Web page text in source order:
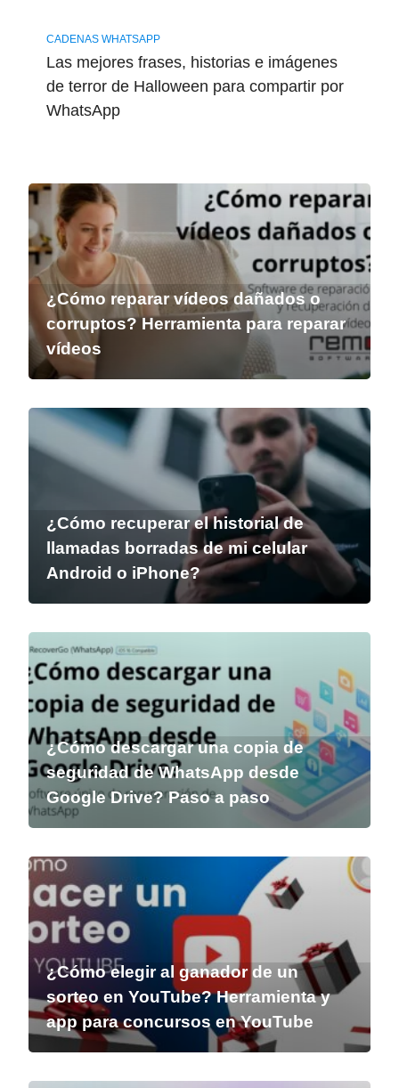
CADENAS WHATSAPP
Las mejores frases, historias e imágenes
de terror de Halloween para compartir por
WhatsApp
¿Cómo reparar vídeos dañados o
corruptos? Herramienta para reparar
vídeos
¿Cómo recuperar el historial de
llamadas borradas de mi celular
Android o iPhone?
¿Cómo descargar una copia de
seguridad de WhatsApp desde
Google Drive? Paso a paso
¿Cómo elegir al ganador de un
sorteo en YouTube? Herramienta y
app para concursos en YouTube